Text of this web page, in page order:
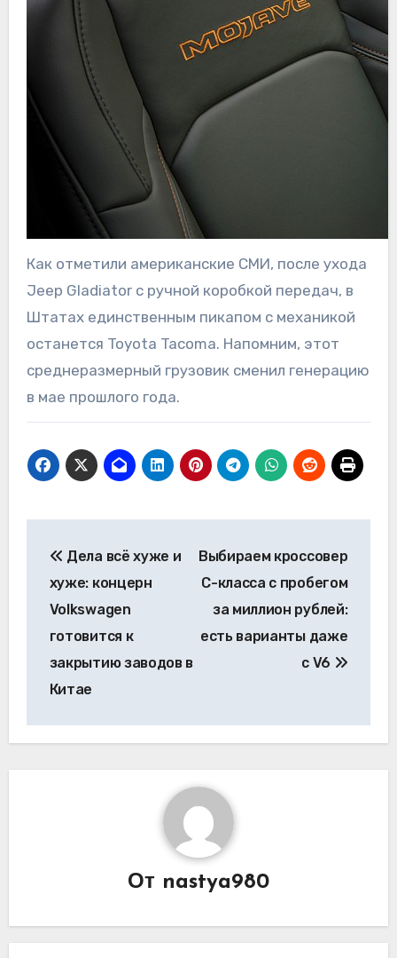
Как отметили американские СМИ, после ухода
Jeep Gladiator с ручной коробкой передач, в
Штатах единственным пикапом с механикой
останется Toyota Tacoma. Напомним, этот
среднеразмерный грузовик сменил генерацию
в мае прошлого года.
по
записям
Дела всё хуже и
хуже: концерн
Volkswagen
готовится к
закрытию заводов в
Китае
Выбираем кроссовер
С-класса с пробегом
за миллион рублей:
есть варианты даже
с V6
От nastya980